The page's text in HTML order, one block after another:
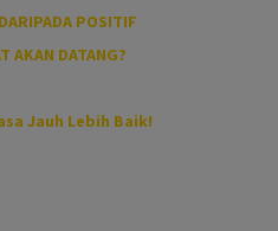
POSITIF
AKAN DATANG?
Jauh Lebih Baik!